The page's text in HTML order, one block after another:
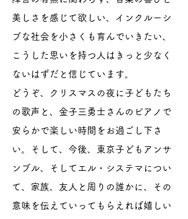
美しさを感じて欲しい、インクルーシ
ブな社会を小さくも育んでいきたい、
こうした思いを持つ人はきっと少なく
ないはずだと信じています。
どうぞ、クリスマスの夜に子どもたち
の歌声と、金子三勇士さんのピアノで
安らかで楽しい時間をお過ごし下さ
い。そして、今後、東京子どもアンサ
ンブル、そしてエル・システマについ
て、家族、友人と周りの誰かに、その
意味を伝えていってもらえれば嬉しい